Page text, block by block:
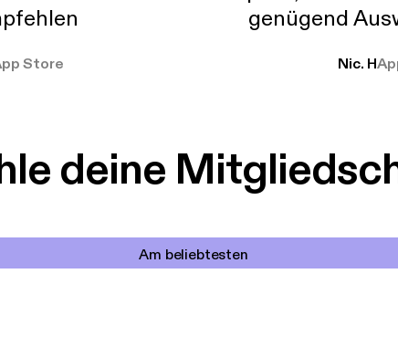
Store
genügend
Nic. H
deine
Am beliebtesten